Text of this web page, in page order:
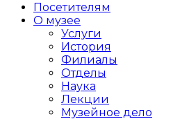
Посетителям
О музее
Услуги
История
Филиалы
Отделы
Наука
Лекции
Музейное дело